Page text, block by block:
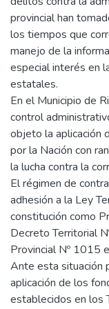
provincial han
los tiempos que
manejo de la
especial interés en
estatales.
En el Municipio de
control
objeto la aplicación
por la Nación con
la lucha contra la
El régimen de
adhesión a la Ley
constitución como
Decreto Territorial
Provincial Nº 1015
Ante esta situación
aplicación de los
establecidos en los